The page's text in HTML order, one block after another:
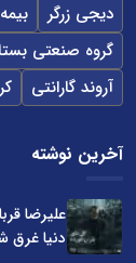
دیجی زرگر
گروه صنعتی
آروند گارانتی
آخرین نوشته
علیرضا
دنیا غرق